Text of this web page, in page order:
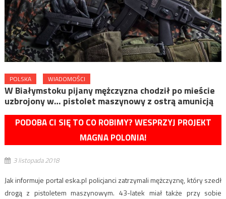
POLSKA WIADOMOŚCI
W Białymstoku pijany mężczyzna chodził po mieście
uzbrojony w… pistolet maszynowy z ostrą amunicją
PODOBA CI SIĘ TO CO ROBIMY? WESPRZYJ PROJEKT
MAGNA POLONIA!
3 listopada 2018
Jak informuje portal eska.pl policjanci zatrzymali mężczyznę, który szedł
drogą z pistoletem maszynowym. 43-latek miał także przy sobie